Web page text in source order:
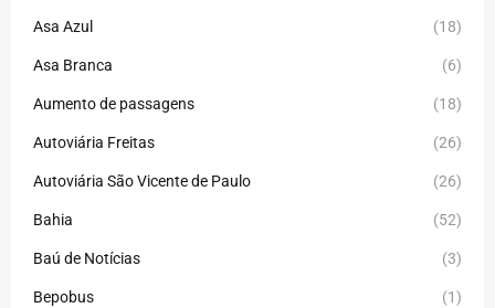
Asa Azul (18)
Asa Branca (6)
Aumento de passagens (18)
Autoviária Freitas (26)
Autoviária São Vicente de Paulo (26)
Bahia (52)
Baú de Notícias (3)
Bepobus (1)